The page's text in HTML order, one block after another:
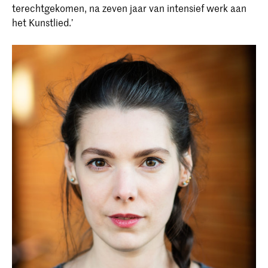
terechtgekomen, na zeven jaar van intensief werk aan
het Kunstlied.’